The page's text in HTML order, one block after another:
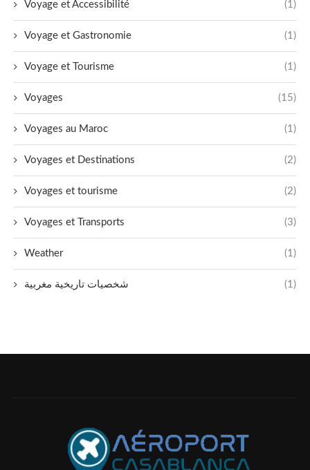
Voyage et Accessibilité (1)
Voyage et Gastronomie (1)
Voyage et Tourisme (1)
Voyages (15)
Voyages au Maroc (1)
Voyages et Destinations (2)
Voyages et tourisme (2)
Voyages et Transports (3)
Weather (1)
شخصيات تاريخية مغربية (1)